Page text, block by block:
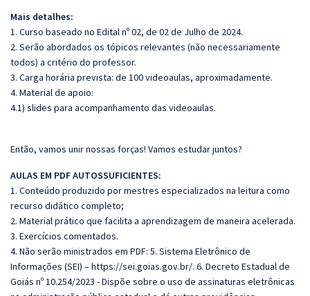
Mais detalhes:
1. Curso baseado no Edital nº 02, de 02 de Julho de 2024.
2. Serão abordados os tópicos relevantes (não necessariamente
todos) a critério do professor.
3. Carga horária prevista: de 100 videoaulas, aproximadamente.
4. Material de apoio:
4.1) slides para acompanhamento das videoaulas.
Então, vamos unir nossas forças! Vamos estudar juntos?
AULAS EM PDF AUTOSSUFICIENTES:
1. Conteúdo produzido por mestres especializados na leitura como
recurso didático completo;
2. Material prático que facilita a aprendizagem de maneira acelerada.
3. Exercícios comentados.
4. Não serão ministrados em PDF: 5. Sistema Eletrônico de
Informações (SEI) – https://sei.goias.gov.br/. 6. Decreto Estadual de
Goiás nº 10.254/2023 - Dispõe sobre o uso de assinaturas eletrônicas